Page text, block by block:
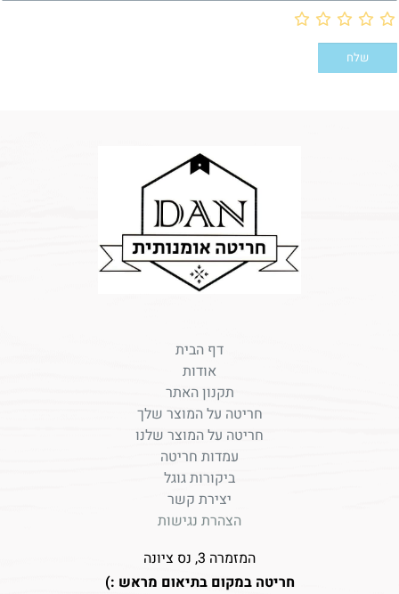
דף הבית
אודות
תקנון האתר
חריטה על המוצר שלך
חריטה על המוצר שלנו
עמדות חריטה
ביקורות גוגל
יצירת קשר
הצהרת נגישות
המזמרה 3, נס ציונה
חריטה במקום בתיאום מראש :)